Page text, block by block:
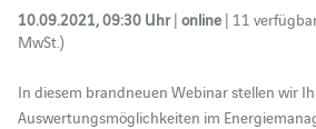
10.09.2021, 09:30 Uhr| online | 11
MwSt.)
In diesem brandneuen Webinar stellen wir
Auswertungsmöglichkeiten im